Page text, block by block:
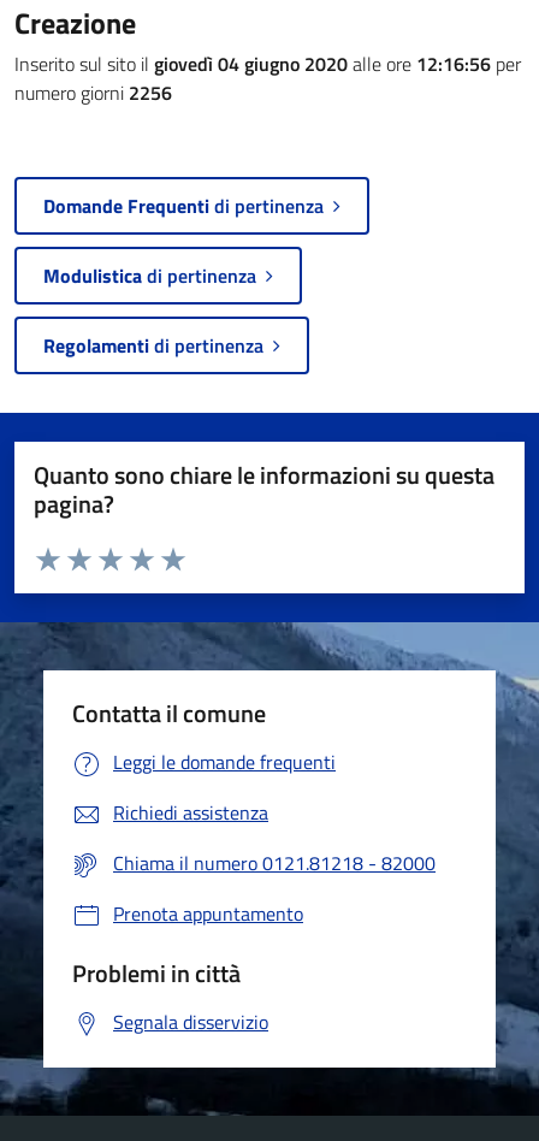
Creazione
Inserito sul sito il giovedì 04 giugno 2020alle ore 12:16:56 per
numero giorni 2256
Domande Frequentidi pertinenza
Modulisticadi pertinenza
Regolamentidi pertinenza
Quanto sono chiare le informazioni su questa
pagina?
Valuta da 1 a 5 stelle la pagina
Valuta 5 stelle su 5
Valuta 4 stelle su 5
Valuta 3 stelle su 5
Valuta 2 stelle su 5
Valuta 1 stelle su 5
Contatta il comune
Leggi le domande frequenti
Richiedi assistenza
Chiama il numero 0121.81218 - 82000
Prenota appuntamento
Problemi in città
Segnala disservizio